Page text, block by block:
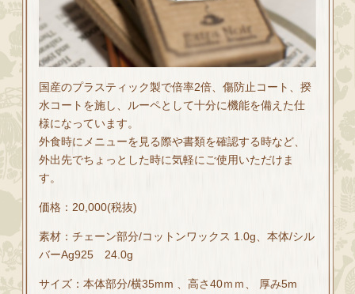
国産のプラスティック製で倍率2倍、傷防止コート、揆
水コートを施し、ルーペとして十分に機能を備えた仕
様になっています。
外食時にメニューを見る際や書類を確認する時など、
外出先でちょっとした時に気軽にご使用いただけま
す。
価格：20,000(税抜)
素材：チェーン部分/コットンワックス 1.0g、本体/シル
バーAg925 24.0g
サイズ：本体部分/横35mm 、高さ40ｍｍ、 厚み5m